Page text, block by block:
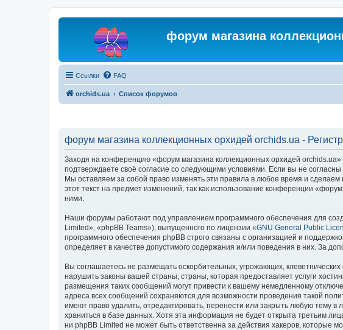
форум магазина
Ссылки FAQ
orchids.ua Список форумов
форум магазина коллекционных орхидей orchids.ua -
Заходя на конференцию «форум магазина коллекционных орхидей
подтверждаете своё согласие со следующими условиями. Если вы не
Мы оставляем за собой право изменять эти правила в любое время и
этот текст на предмет изменений, так как использование конференции
ними.
Наши форумы работают под управлением программного обеспечения для
Limited», «phpBB Teams»), выпущенного по лицензии «GNU General Public
программного обеспечения phpBB строго связаны с организацией и
определяет в качестве допустимого содержания и/или поведения в них. За
Вы соглашаетесь не размещать оскорбительных, угрожающих,
нарушить законы вашей страны, страны, которая предоставляет услуги
размещения таких сообщений могут привести к вашему немедленному
адреса всех сообщений сохраняются для возможности проведения такой
имеют право удалить, отредактировать, перенести или закрыть любую тему
храниться в базе данных. Хотя эта информация не будет открыта третьим
ни phpBB Limited не может быть ответственна за действия хакеров, которые